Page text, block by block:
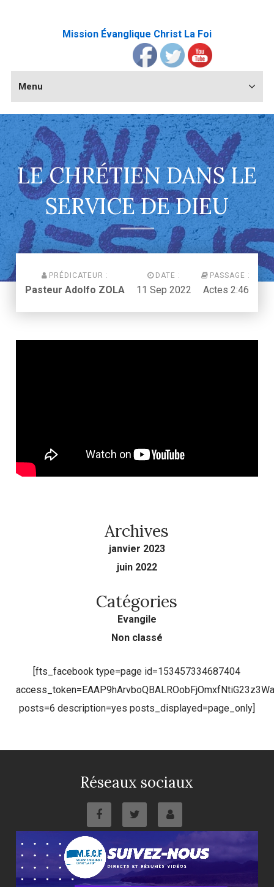
Mission Évanglique Christ La Foi
Menu
LE CHRÉTIEN DANS LE
SERVICE DE DIEU
PRÉDICATEUR :
Pasteur Adolfo ZOLA
DATE :
11 Sep 2022
PASSAGE :
Actes 2:46
Archives
janvier 2023
juin 2022
Catégories
Evangile
Non classé
[fts_facebook type=page id=153457334687404
posts=6 description=yes posts_displayed=page_only]
Réseaux sociaux